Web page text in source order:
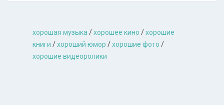
хорошая музыкa /хорошее кино /хорошие
книги /хороший юмор /хорошие фото /
хорошие видеоролики